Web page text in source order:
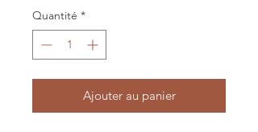
Quantité *
Ajouter au panier